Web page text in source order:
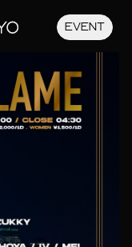
EVENT
JA